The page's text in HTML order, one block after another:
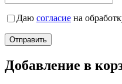
Даю согласие на
Добавление в